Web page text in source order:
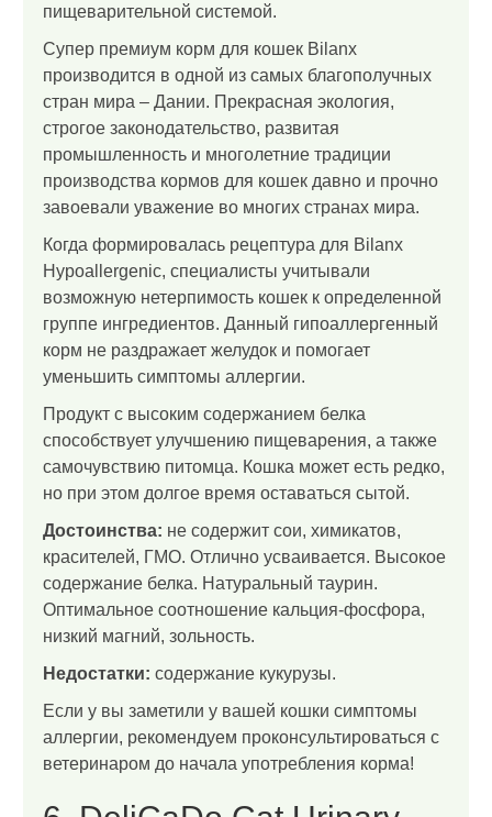
пищеварительной системой.
Супер премиум корм для кошек Bilanx
производится в одной из самых благополучных
стран мира – Дании. Прекрасная экология,
строгое законодательство, развитая
промышленность и многолетние традиции
производства кормов для кошек давно и прочно
завоевали уважение во многих странах мира.
Когда формировалась рецептура для Bilanx
Hypoallergenic, специалисты учитывали
возможную нетерпимость кошек к определенной
группе ингредиентов. Данный гипоаллергенный
корм не раздражает желудок и помогает
уменьшить симптомы аллергии.
Продукт с высоким содержанием белка
способствует улучшению пищеварения, а также
самочувствию питомца. Кошка может есть редко,
но при этом долгое время оставаться сытой.
Достоинства: не содержит сои, химикатов,
красителей, ГМО. Отлично усваивается. Высокое
содержание белка. Натуральный таурин.
Оптимальное соотношение кальция-фосфора,
низкий магний, зольность.
Недостатки: содержание кукурузы.
Если у вы заметили у вашей кошки симптомы
аллергии, рекомендуем проконсультироваться с
ветеринаром до начала употребления корма!